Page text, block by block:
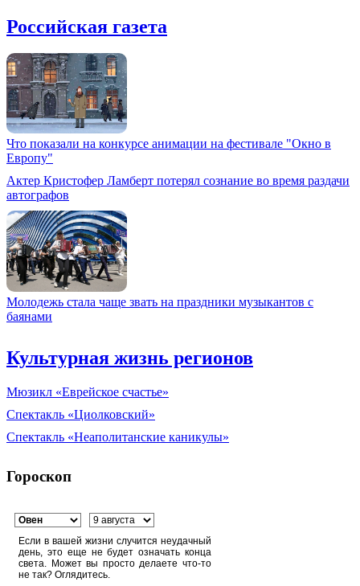
Российская газета
Что показали на конкурсе анимации на фестивале "Окно в
Европу"
Актер Кристофер Ламберт потерял сознание во время раздачи
автографов
Молодежь стала чаще звать на праздники музыкантов с
баянами
Культурная жизнь регионов
Мюзикл «Еврейское счастье»
Спектакль «Циолковский»
Спектакль «Неаполитанские каникулы»
Гороскоп
Если в вашей жизни случится неудачный
день, это еще не будет означать конца
света. Может вы просто делаете что-то
не так? Оглядитесь.